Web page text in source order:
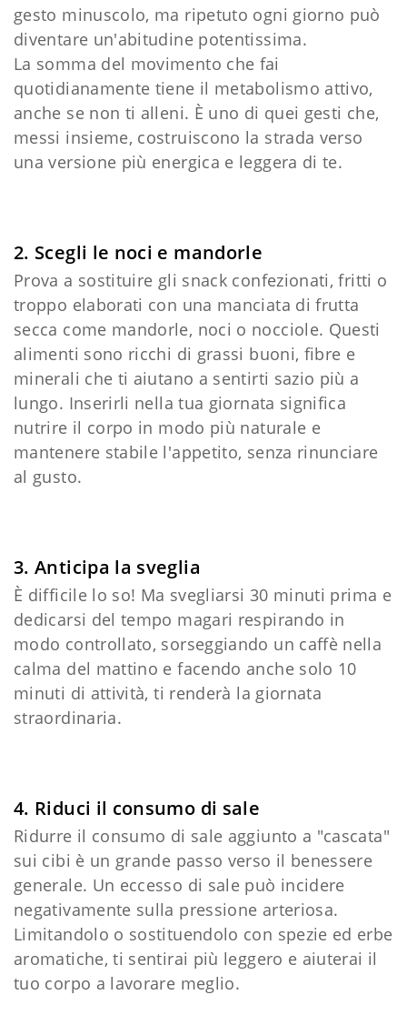
gesto minuscolo, ma ripetuto ogni giorno può
diventare un'abitudine potentissima.
La somma del movimento che fai
quotidianamente tiene il metabolismo attivo,
anche se non ti alleni. È uno di quei gesti che,
messi insieme, costruiscono la strada verso
una versione più energica e leggera di te.
2. Scegli le noci e mandorle
Prova a sostituire gli snack confezionati, fritti o
troppo elaborati con una manciata di frutta
secca come mandorle, noci o nocciole. Questi
alimenti sono ricchi di grassi buoni, fibre e
minerali che ti aiutano a sentirti sazio più a
lungo. Inserirli nella tua giornata significa
nutrire il corpo in modo più naturale e
mantenere stabile l'appetito, senza rinunciare
al gusto.
3. Anticipa la sveglia
È difficile lo so! Ma svegliarsi 30 minuti prima e
dedicarsi del tempo magari respirando in
modo controllato, sorseggiando un caffè nella
calma del mattino e facendo anche solo 10
minuti di attività, ti renderà la giornata
straordinaria.
4. Riduci il consumo di sale
Ridurre il consumo di sale aggiunto a "cascata"
sui cibi è un grande passo verso il benessere
generale. Un eccesso di sale può incidere
negativamente sulla pressione arteriosa.
Limitandolo o sostituendolo con spezie ed erbe
aromatiche, ti sentirai più leggero e aiuterai il
tuo corpo a lavorare meglio.